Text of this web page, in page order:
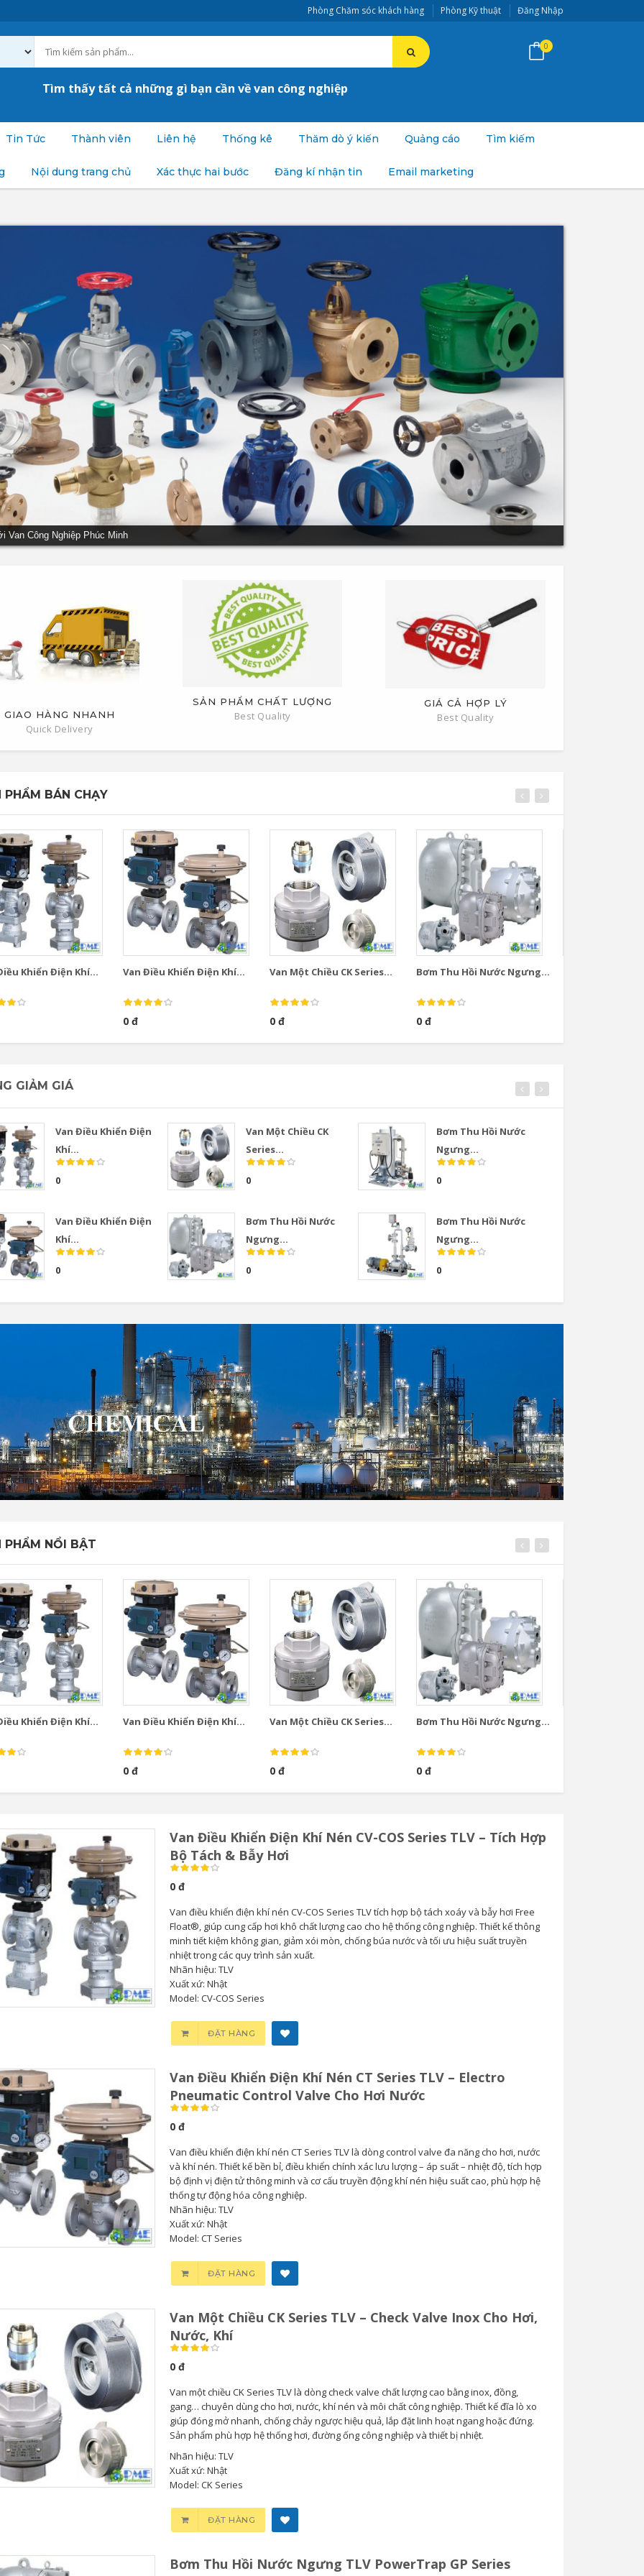
Phòng Chăm sóc khách hàng Phòng Kỹ thuật Đăng Nhập
Tìm thấy tất cả những gì bạn cần về van công nghiệp
0
Tin Tức Thành viên Liên hệ Thống kê Thăm dò ý kiến Quảng cáo Tìm kiếm
Nội dung trang chủ Xác thực hai bước Đăng kí nhận tin Email marketing
Van Công Nghiệp Phúc Minh
GIAO HÀNG NHANH
Quick Delivery
SẢN PHẨM CHẤT LƯỢNG
Best Quality
GIÁ CẢ HỢP LÝ
Best Quality
PHẨM BÁN CHẠY
Khiển Điện Khí... Van Điều Khiển Điện Khí...
0 đ
Van Một Chiều CK Series...
0 đ
Bơm Thu Hồi Nước Ngưng...
0 đ
GIẢM GIÁ
Van Điều Khiển Điện
Khí...
0
Van Điều Khiển Điện
Khí...
0
Van Một Chiều CK
Series...
0
Bơm Thu Hồi Nước
Ngưng...
0
Bơm Thu Hồi Nước
Ngưng...
0
Bơm Thu Hồi Nước
Ngưng...
0
PHẨM NỔI BẬT
Khiển Điện Khí... Van Điều Khiển Điện Khí...
0 đ
Van Một Chiều CK Series...
0 đ
Bơm Thu Hồi Nước Ngưng...
0 đ
Van Điều Khiển Điện Khí Nén CV-COS Series TLV – Tích Hợp
Bộ Tách & Bẫy Hơi
0 đ
Van điều khiển điện khí nén CV-COS Series TLV tích hợp bộ tách xoáy và bẫy hơi Free
Float®, giúp cung cấp hơi khô chất lượng cao cho hệ thống công nghiệp. Thiết kế thông
minh tiết kiệm không gian, giảm xói mòn, chống búa nước và tối ưu hiệu suất truyền
nhiệt trong các quy trình sản xuất.
Nhãn hiệu: TLV
Xuất xứ: Nhật
Model: CV-COS Series
ĐẶT HÀNG
Van Điều Khiển Điện Khí Nén CT Series TLV – Electro
Pneumatic Control Valve Cho Hơi Nước
0 đ
Van điều khiển điện khí nén CT Series TLV là dòng control valve đa năng cho hơi, nước
và khí nén. Thiết kế bền bỉ, điều khiển chính xác lưu lượng – áp suất – nhiệt độ, tích hợp
bộ định vị điện tử thông minh và cơ cấu truyền động khí nén hiệu suất cao, phù hợp hệ
thống tự động hóa công nghiệp.
Nhãn hiệu: TLV
Xuất xứ: Nhật
Model: CT Series
ĐẶT HÀNG
Van Một Chiều CK Series TLV – Check Valve Inox Cho Hơi,
Nước, Khí
0 đ
Van một chiều CK Series TLV là dòng check valve chất lượng cao bằng inox, đồng,
gang… chuyên dùng cho hơi, nước, khí nén và môi chất công nghiệp. Thiết kế đĩa lò xo
giúp đóng mở nhanh, chống chảy ngược hiệu quả, lắp đặt linh hoạt ngang hoặc đứng.
Sản phẩm phù hợp hệ thống hơi, đường ống công nghiệp và thiết bị nhiệt.
Nhãn hiệu: TLV
Xuất xứ: Nhật
Model: CK Series
ĐẶT HÀNG
Bơm Thu Hồi Nước Ngưng TLV PowerTrap GP Series
Bơm Thu Hồi Nước
Bơm Thu Hồi Nước
Ngưng Chân...
0
Bơm Thu Hồi Nước
Ngưng TLV...
Van Giảm Áp Hơi TLV
COS Series...
Van Xả Bypass TLV
BD800 Chính...
0
0
0